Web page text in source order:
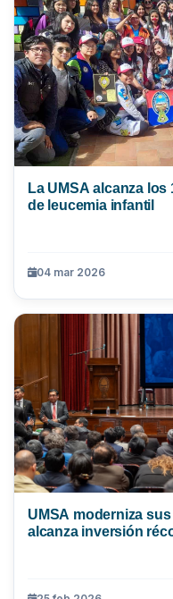
La UMSA alcanza
de leucemia infantil
04 mar 2026
UMSA moderniza
alcanza inversión